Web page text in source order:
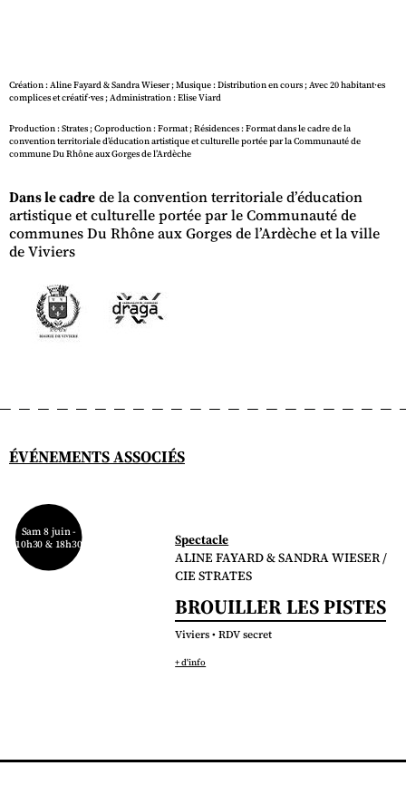
Création : Aline Fayard & Sandra Wieser ; Musique : Distribution en cours ; Avec 20 habitant·es
complices et créatif·ves ; Administration : Elise Viard
Production : Strates ; Coproduction : Format ; Résidences : Format dans le cadre de la
convention territoriale d’éducation artistique et culturelle portée par la Communauté de
commune Du Rhône aux Gorges de l’Ardèche
Dans le cadrede la convention territoriale d’éducation
artistique et culturelle portée par le Communauté de
communes Du Rhône aux Gorges de l’Ardèche et la ville
de Viviers
ÉVÉNEMENTS ASSOCIÉS
Spectacle
Sam 8 juin -
10h30 & 18h30
ALINE FAYARD & SANDRA WIESER /
CIE STRATES
BROUILLER LES PISTES
Viviers • RDV secret
+ d'info